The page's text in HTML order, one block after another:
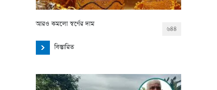
আরও কমলো স্বর্ণের দাম
৬৪৪
বিস্তারিত